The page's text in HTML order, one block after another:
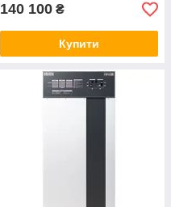
140 100 ₴
Купити